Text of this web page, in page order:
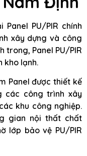
PU/PIR chính
xây dựng và công
trong, Panel PU/PIR
kho lạnh.
Panel được thiết kế
các công trình xây
khu công nghiệp.
gian nội thất chất
lớp bảo vệ PU/PIR